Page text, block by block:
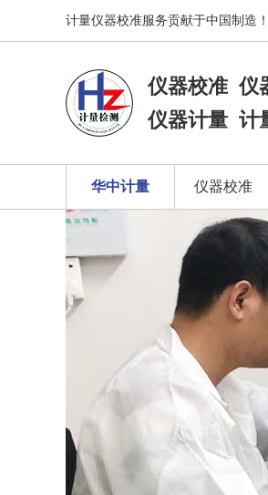
计量仪器校准服务贡献于中国制造！
仪器校准 仪
仪器计量 计
华中计量 仪器校准